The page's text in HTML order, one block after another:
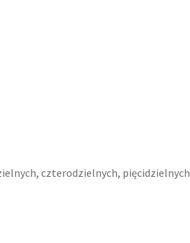
czterodzielnych, pięcidzielnych